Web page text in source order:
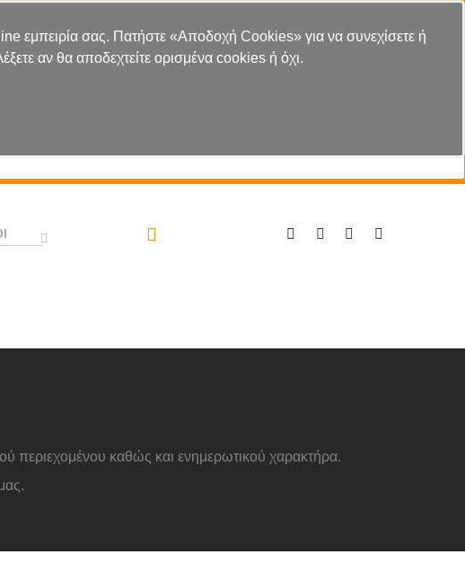
εμπειρία σας. Πατήστε «Αποδοχή Cookies» για να συνεχίσετε ή
αν θα αποδεχτείτε ορισμένα cookies ή όχι.
περιεχομένου καθώς και ενημερωτικού χαρακτήρα.